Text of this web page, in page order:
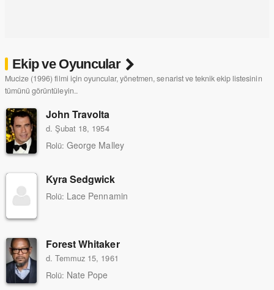
Ekip ve Oyuncular
Mucize (1996) filmi için oyuncular, yönetmen, senarist ve teknik ekip listesinin
tümünü görüntüleyin..
John Travolta
d. Şubat 18, 1954
Rolü: George Malley
Kyra Sedgwick
Rolü: Lace Pennamin
Forest Whitaker
d. Temmuz 15, 1961
Rolü: Nate Pope